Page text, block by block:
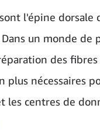
l'épine
un monde
des
plus nécessaires
les centres de